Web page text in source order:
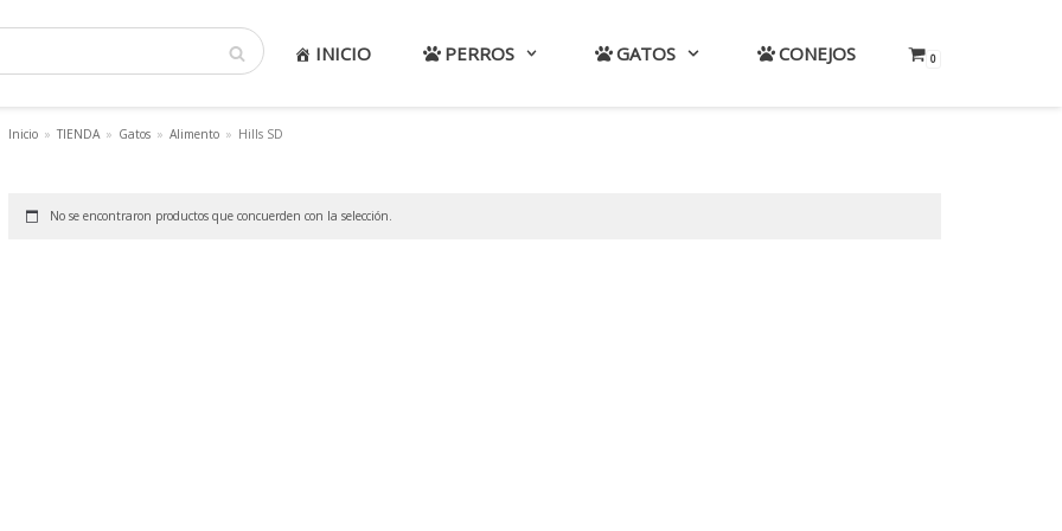
INICIO PERROS GATOS CONEJOS 0
Inicio » TIENDA » Gatos » Alimento » Hills SD
No se encontraron productos que concuerden con la selección.